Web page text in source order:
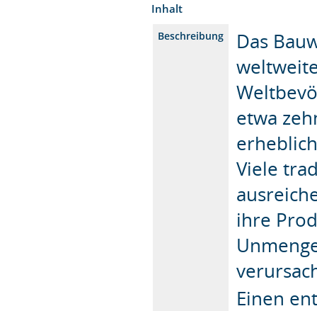
Inhalt
Beschreibung
Das
etwa
Viele
ihre
Einen